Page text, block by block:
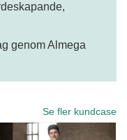
Se fler kundcase
genom Almega